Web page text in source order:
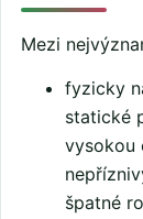
Mezi
fyzicky
statické
vysokou
špatné